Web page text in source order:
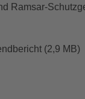
Ramsar-
(2,9 MB)